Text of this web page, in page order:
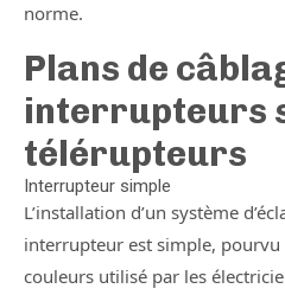
norme.
Plans de
interrupteurs
télérupteurs
Interrupteur simple
L’installation d’un système
interrupteur est simple, pourvu
couleurs utilisé par les